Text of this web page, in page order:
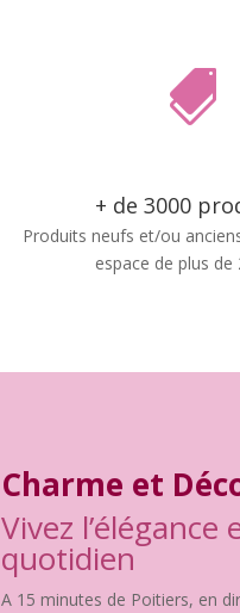

+ de 3000
Produits neufs et/ou
espace de plus de
Charme et
Vivez
quotidien
A 15 minutes de Poitiers, en